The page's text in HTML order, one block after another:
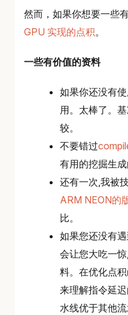
然而，如果你想要一些
GPU 实现的点积。
一些有价值的资料
如果你还没有
用。太棒了。
较。
不要错过
有用的挖掘生成
还有一次,我被
ARM NEON的
比。
如果您还没有遇
会让您大吃一
料。在优化点
来理解指令延
水线优于其他流